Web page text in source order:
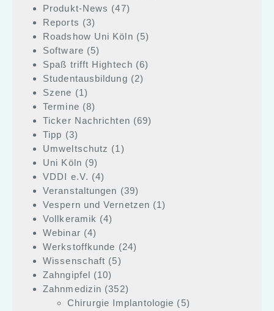
Produkt-News (47)
Reports (3)
Roadshow Uni Köln (5)
Software (5)
Spaß trifft Hightech (6)
Studentausbildung (2)
Szene (1)
Termine (8)
Ticker Nachrichten (69)
Tipp (3)
Umweltschutz (1)
Uni Köln (9)
VDDI e.V. (4)
Veranstaltungen (39)
Vespern und Vernetzen (1)
Vollkeramik (4)
Webinar (4)
Werkstoffkunde (24)
Wissenschaft (5)
Zahngipfel (10)
Zahnmedizin (352)
Chirurgie Implantologie (5)